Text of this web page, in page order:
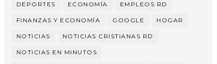
DEPORTES ECONOMÍA EMPLEOS RD
FINANZAS Y ECONOMÍA GOOGLE HOGAR
NOTICIAS NOTICIAS CRISTIANAS RD
NOTICIAS EN MINUTOS